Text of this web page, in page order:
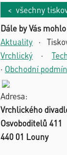
< všechny
Dále by Vás
Aktuality ·
Vrchlický ·
· Obchodní
Adresa:
Vrchlického
Osvoboditelů 411
440 01 Louny